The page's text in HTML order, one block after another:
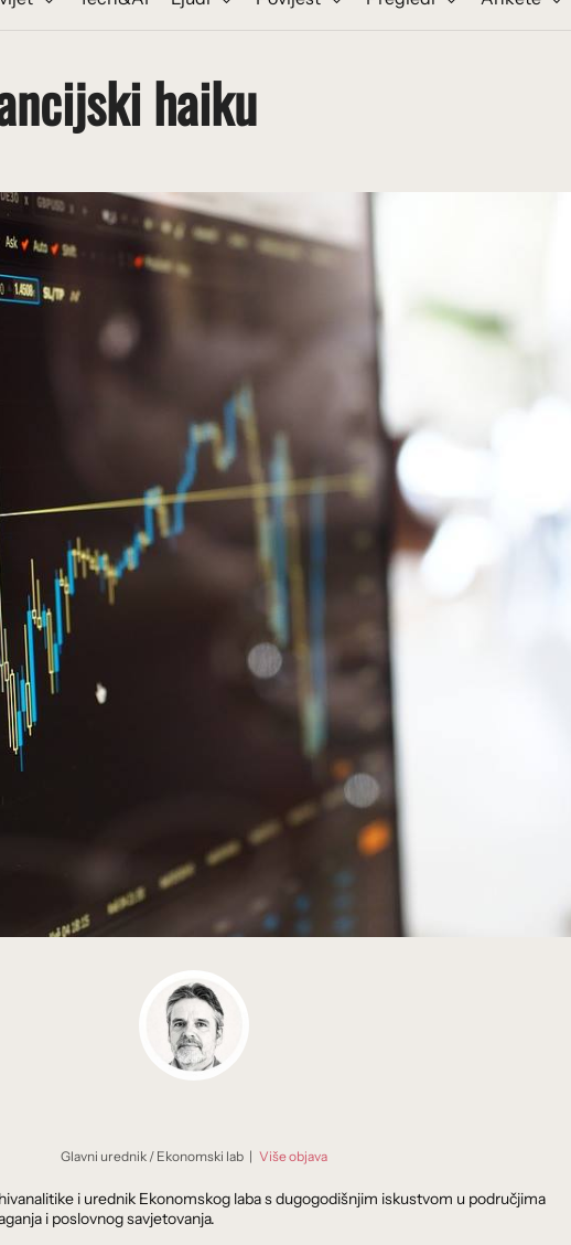
haiku
Glavni urednik / Ekonomski lab | Više objava
i urednik Ekonomskog laba s dugogodišnjim iskustvom u područjima
i poslovnog savjetovanja.